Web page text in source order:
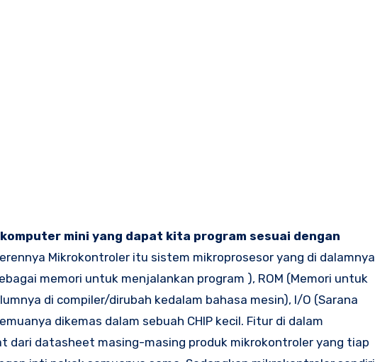
mini yang dapat kita program sesuai dengan
Mikrokontroler itu sistem mikroprosesor yang di dalamnya
memori untuk menjalankan program ), ROM (Memori untuk
di compiler/dirubah kedalam bahasa mesin), I/O (Sarana
dikemas dalam sebuah CHIP kecil. Fitur di dalam
dari datasheet masing-masing produk mikrokontroler yang tiap